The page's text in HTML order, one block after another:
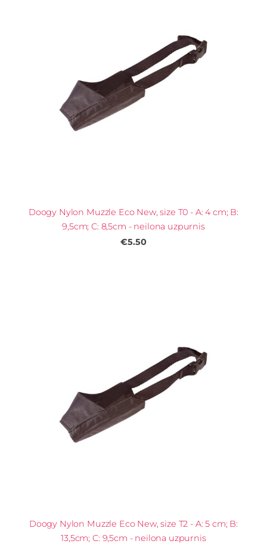
Doogy Nylon Muzzle Eco New, size T0 - A: 4 cm; B:
9,5cm; C: 8,5cm - neilona uzpurnis
€5.50
Doogy Nylon Muzzle Eco New, size T2 - A: 5 cm; B:
13,5cm; C: 9,5cm - neilona uzpurnis